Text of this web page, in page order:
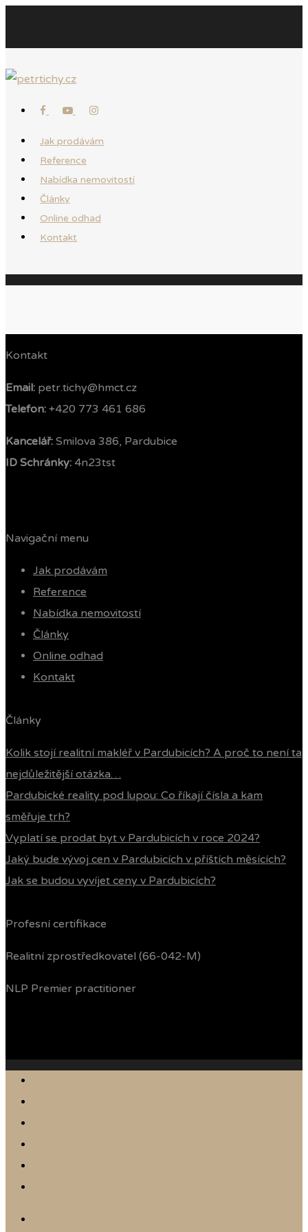
Jak prodávám
Reference
Nabídka nemovitostí
Články
Online odhad
Kontakt
Kontakt
Email: petr.tichy@hmct.cz
Telefon: ‭ +420 773 461 686‬
Kancelář: Smilova 386, Pardubice
ID Schránky: 4n23tst
Navigační menu
Jak prodávám
Reference
Nabídka nemovitostí
Články
Online odhad
Kontakt
Články
Kolik stojí realitní makléř v Pardubicích? A proč to není ta
nejdůležitější otázka…
Pardubické reality pod lupou: Co říkají čísla a kam
směřuje trh?
Vyplatí se prodat byt v Pardubicích v roce 2024?
Jaký bude vývoj cen v Pardubicích v příštích měsících?
Jak se budou vyvíjet ceny v Pardubicích?
Profesní certifikace
Realitní zprostředkovatel (66-042-M)
NLP Premier practitioner